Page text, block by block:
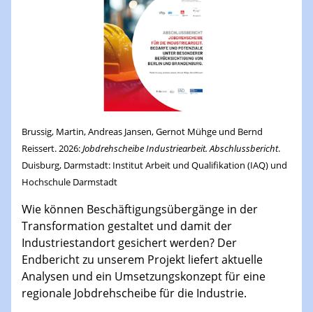
Brussig, Martin, Andreas Jansen, Gernot Mühge und Bernd
Reissert. 2026:Jobdrehscheibe Industriearbeit. Abschlussbericht.
Duisburg, Darmstadt: Institut Arbeit und Qualifikation (IAQ) und
Hochschule Darmstadt
Wie können Beschäftigungsübergänge in der
Transformation gestaltet und damit der
Industriestandort gesichert werden? Der
Endbericht zu unserem Projekt liefert aktuelle
Analysen und ein Umsetzungskonzept für eine
regionale Jobdrehscheibe für die Industrie.